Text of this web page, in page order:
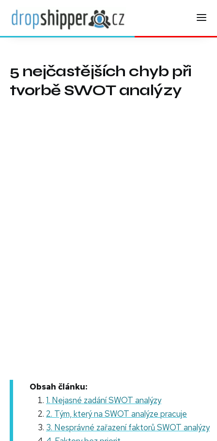
5 nejčastějších chyb při
tvorbě SWOT analýzy
Obsah článku:
1. Nejasné zadání SWOT analýzy
2. Tým, který na SWOT analýze pracuje
3. Nesprávné zařazení faktorů SWOT analýzy